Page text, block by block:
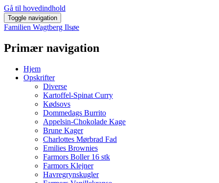
Gå til hovedindhold
Toggle navigation
Familien Wagtberg Ilsøe
Primær navigation
Hjem
Opskrifter
Diverse
Kartoffel-Spinat Curry
Kødsovs
Dommedags Burrito
Appelsin-Chokolade Kage
Brune Kager
Charlottes Mørbrad Fad
Emilies Brownies
Farmors Boller 16 stk
Farmors Klejner
Havregrynskugler